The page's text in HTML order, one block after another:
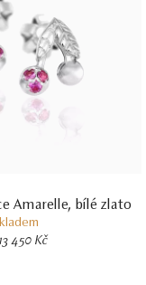
Amarelle, bílé zlato
450 Kč